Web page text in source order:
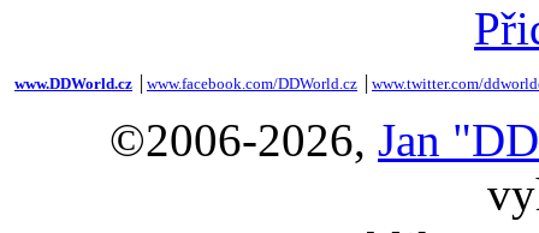
www.DDWorld.cz www.facebook.com/DDWorld.cz www.twitter.com/
©2006-2026, Jan